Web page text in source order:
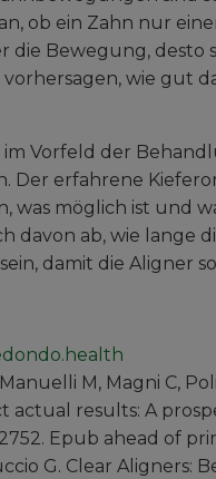
ob ein Zahn nur
die Bewegung,
wie gut
im Vorfeld der
Der erfahrene
was möglich ist und
davon ab, wie lange
damit die Aligner
M, Magni C,
actual results: A
Epub ahead of
G. Clear Aligners: